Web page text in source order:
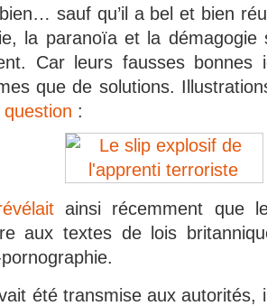
sauf qu’il a bel et bien
la paranoïa et la démagogie
Car leurs fausses bonnes
que de solutions.
:
ainsi récemment que
aux textes de lois
été transmise aux autorités,